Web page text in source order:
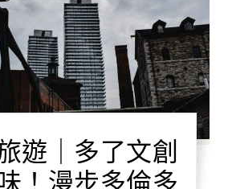
遊｜多了文創
！漫步多倫多